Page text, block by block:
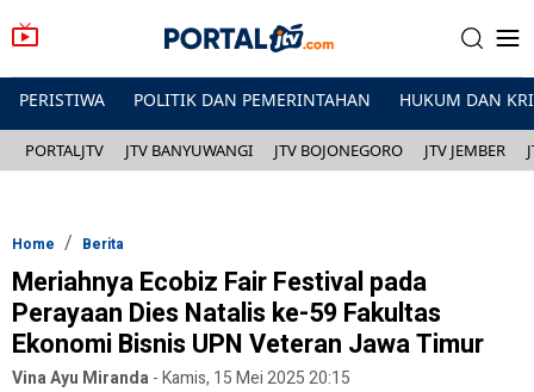
PERISTIWA POLITIK DAN PEMERINTAHAN HUKUM DAN
PORTALJTV JTV BANYUWANGI JTV BOJONEGORO JTV JEMBER
Home Berita
Meriahnya Ecobiz Fair Festival pada
Perayaan Dies Natalis ke-59 Fakultas
Ekonomi Bisnis UPN Veteran Jawa Timur
Vina Ayu Miranda-Kamis, 15 Mei 2025 20:15